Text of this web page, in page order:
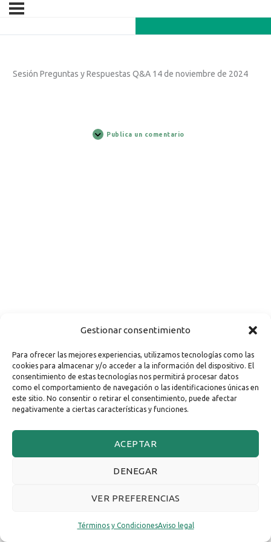
Gestionar consentimiento
Para ofrecer las mejores experiencias, utilizamos tecnologías como las
cookies para almacenar y/o acceder a la información del dispositivo. El
consentimiento de estas tecnologías nos permitirá procesar datos
como el comportamiento de navegación o las identificaciones únicas en
este sitio. No consentir o retirar el consentimiento, puede afectar
negativamente a ciertas características y funciones.
ACEPTAR
DENEGAR
VER PREFERENCIAS
Términos y CondicionesAviso legal
Sesión Preguntas y Respuestas Q&A 14 de noviembre de 2024
Publica un comentario